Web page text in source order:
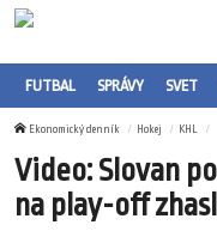
FUTBAL SPRÁVY SVET
Ekonomický denník Hokej KHL
Video: Slovan
na play-off